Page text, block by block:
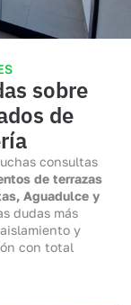
sobre
de
consultas
de terrazas
Aguadulce y
dudas más
y
con total